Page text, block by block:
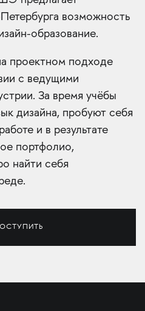
возможность
образование.
проектном подходе
с ведущими
За время учёбы
дизайна, пробуют себя
и в результате
портфолио,
найти себя